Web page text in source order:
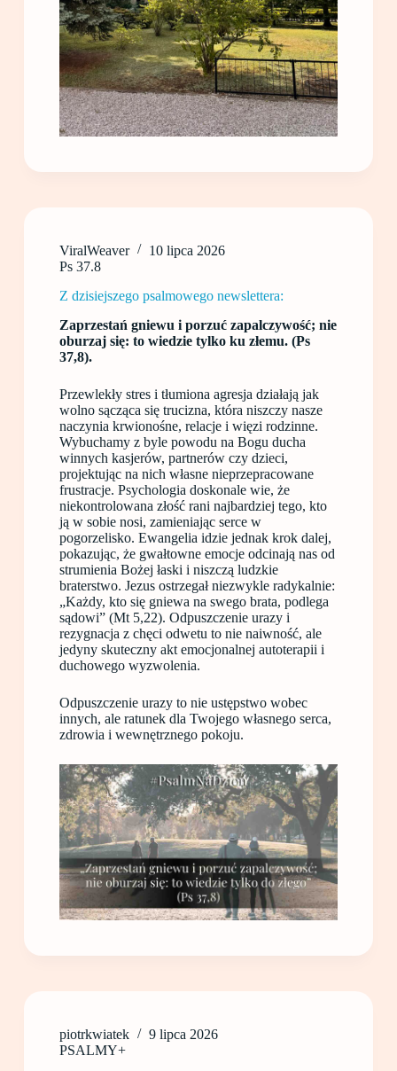
ViralWeaver
10 lipca 2026
Ps 37.8
Z dzisiejszego psalmowego newslettera:
Zaprzestań gniewu i porzuć zapalczywość; nie
oburzaj się: to wiedzie tylko ku złemu. (Ps
37,8).
Przewlekły stres i tłumiona agresja działają jak
wolno sącząca się trucizna, która niszczy nasze
naczynia krwionośne, relacje i więzi rodzinne.
Wybuchamy z byle powodu na Bogu ducha
winnych kasjerów, partnerów czy dzieci,
projektując na nich własne nieprzepracowane
frustracje. Psychologia doskonale wie, że
niekontrolowana złość rani najbardziej tego, kto
ją w sobie nosi, zamieniając serce w
pogorzelisko. Ewangelia idzie jednak krok dalej,
pokazując, że gwałtowne emocje odcinają nas od
strumienia Bożej łaski i niszczą ludzkie
braterstwo. Jezus ostrzegał niezwykle radykalnie:
„Każdy, kto się gniewa na swego brata, podlega
sądowi” (Mt 5,22). Odpuszczenie urazy i
rezygnacja z chęci odwetu to nie naiwność, ale
jedyny skuteczny akt emocjonalnej autoterapii i
duchowego wyzwolenia.
Odpuszczenie urazy to nie ustępstwo wobec
innych, ale ratunek dla Twojego własnego serca,
zdrowia i wewnętrznego pokoju.
piotrkwiatek
9 lipca 2026
PSALMY+